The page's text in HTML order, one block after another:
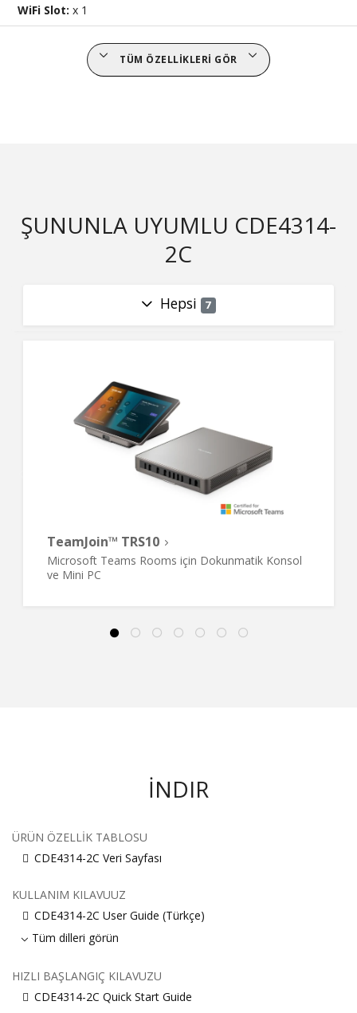
WiFi Slot:x 1
TÜM ÖZELLIKLERI GÖR
ŞUNUNLA UYUMLU CDE4314-
2C
Hepsi 7
TeamJoin™ TRS10
Microsoft Teams Rooms için Dokunmatik Konsol
ve Mini PC
İNDIR
ÜRÜN ÖZELLIK TABLOSU
CDE4314-2C Veri Sayfası
KULLANIM KILAVUUZ
CDE4314-2C User Guide (Türkçe)
Tüm dilleri görün
HIZLI BAŞLANGIÇ KILAVUZU
CDE4314-2C Quick Start Guide